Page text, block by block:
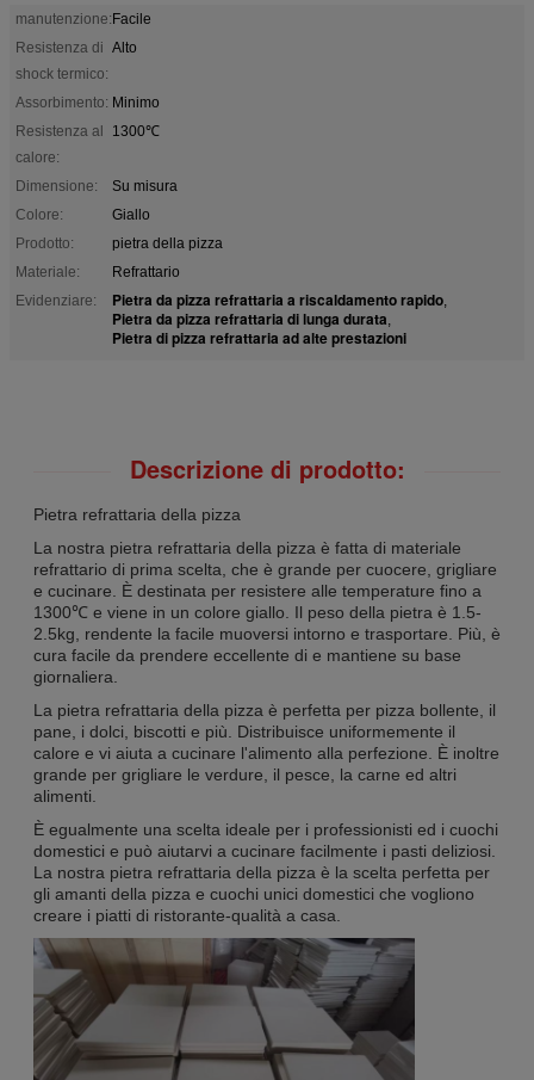
manutenzione:Facile
Resistenza di
shock termico:
Alto
Assorbimento: Minimo
Resistenza al
calore:
1300℃
Dimensione:
Su misura
Colore:
Giallo
Prodotto:
pietra della pizza
Materiale:
Refrattario
Evidenziare:
Pietra da pizza refrattaria a riscaldamento rapido,
Pietra da pizza refrattaria di lunga durata,
Pietra di pizza refrattaria ad alte prestazioni
Descrizione di prodotto:
Pietra refrattaria della pizza
La nostra pietra refrattaria della pizza è fatta di materiale
refrattario di prima scelta, che è grande per cuocere, grigliare
e cucinare. È destinata per resistere alle temperature fino a
1300℃ e viene in un colore giallo. Il peso della pietra è 1.5-
2.5kg, rendente la facile muoversi intorno e trasportare. Più, è
cura facile da prendere eccellente di e mantiene su base
giornaliera.
La pietra refrattaria della pizza è perfetta per pizza bollente, il
pane, i dolci, biscotti e più. Distribuisce uniformemente il
calore e vi aiuta a cucinare l'alimento alla perfezione. È inoltre
grande per grigliare le verdure, il pesce, la carne ed altri
alimenti.
È egualmente una scelta ideale per i professionisti ed i cuochi
domestici e può aiutarvi a cucinare facilmente i pasti deliziosi.
La nostra pietra refrattaria della pizza è la scelta perfetta per
gli amanti della pizza e cuochi unici domestici che vogliono
creare i piatti di ristorante-qualità a casa.